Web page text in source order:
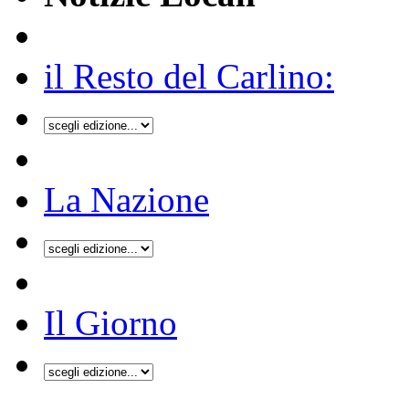
il Resto del Carlino:
La Nazione
Il Giorno